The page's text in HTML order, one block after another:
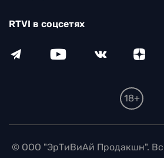
RTVI в соцсетях
18+
© ООО "ЭрТиВиАй Продакшн".